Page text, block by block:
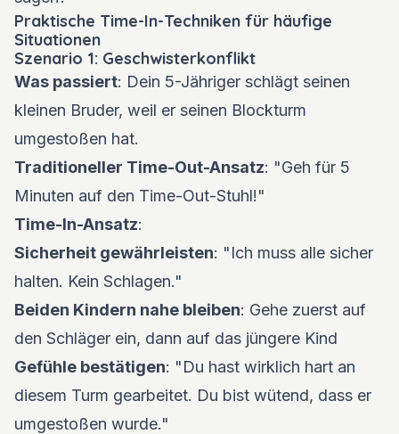
Praktische Time-In-Techniken für häufige
Situationen
Szenario 1: Geschwisterkonflikt
Was passiert: Dein 5-Jähriger schlägt seinen
kleinen Bruder, weil er seinen Blockturm
umgestoßen hat.
Traditioneller Time-Out-Ansatz: "Geh für 5
Minuten auf den Time-Out-Stuhl!"
Time-In-Ansatz:
Sicherheit gewährleisten: "Ich muss alle sicher
halten. Kein Schlagen."
Beiden Kindern nahe bleiben: Gehe zuerst auf
den Schläger ein, dann auf das jüngere Kind
Gefühle bestätigen: "Du hast wirklich hart an
diesem Turm gearbeitet. Du bist wütend, dass er
umgestoßen wurde."